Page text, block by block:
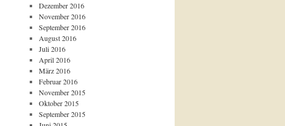
Dezember 2016
November 2016
September 2016
August 2016
Juli 2016
April 2016
März 2016
Februar 2016
November 2015
Oktober 2015
September 2015